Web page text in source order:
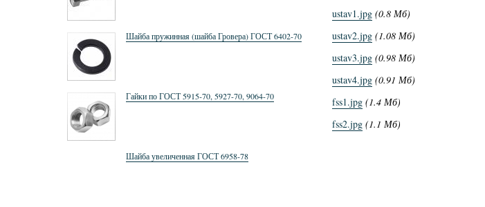
Шайба пружинная (шайба Гровера) ГОСТ 6402-70
Гайки по ГОСТ 5915-70, 5927-70, 9064-70
Шайба увеличенная ГОСТ 6958-78
ustav1.jpg (0.8 Мб)
ustav2.jpg (1.08 Мб)
ustav3.jpg (0.98 Мб)
ustav4.jpg (0.91 Мб)
fss1.jpg (1.4 Мб)
fss2.jpg (1.1 Мб)